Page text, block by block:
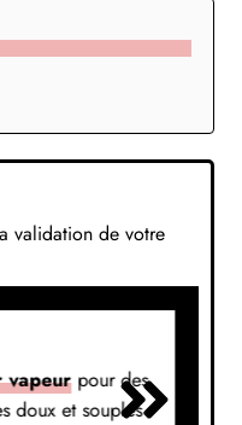
validation de votre
vapeurpour des
doux et souples